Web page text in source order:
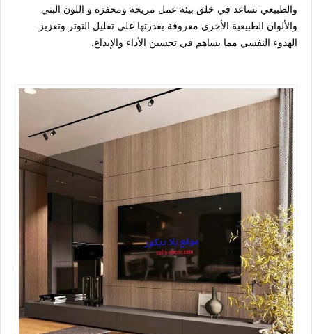
والطبيعي تساعد في خلق بيئة عمل مريحة ومحفزة و اللون البني
والألوان الطبيعية الأخرى معروفة بقدرتها على تقليل التوتر وتعزيز
الهدوء النفسي مما يساهم في تحسين الأداء والإبداع.